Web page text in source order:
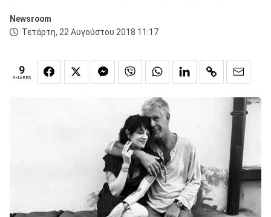
Newsroom
Τετάρτη, 22 Αυγούστου 2018 11:17
9
SHARES